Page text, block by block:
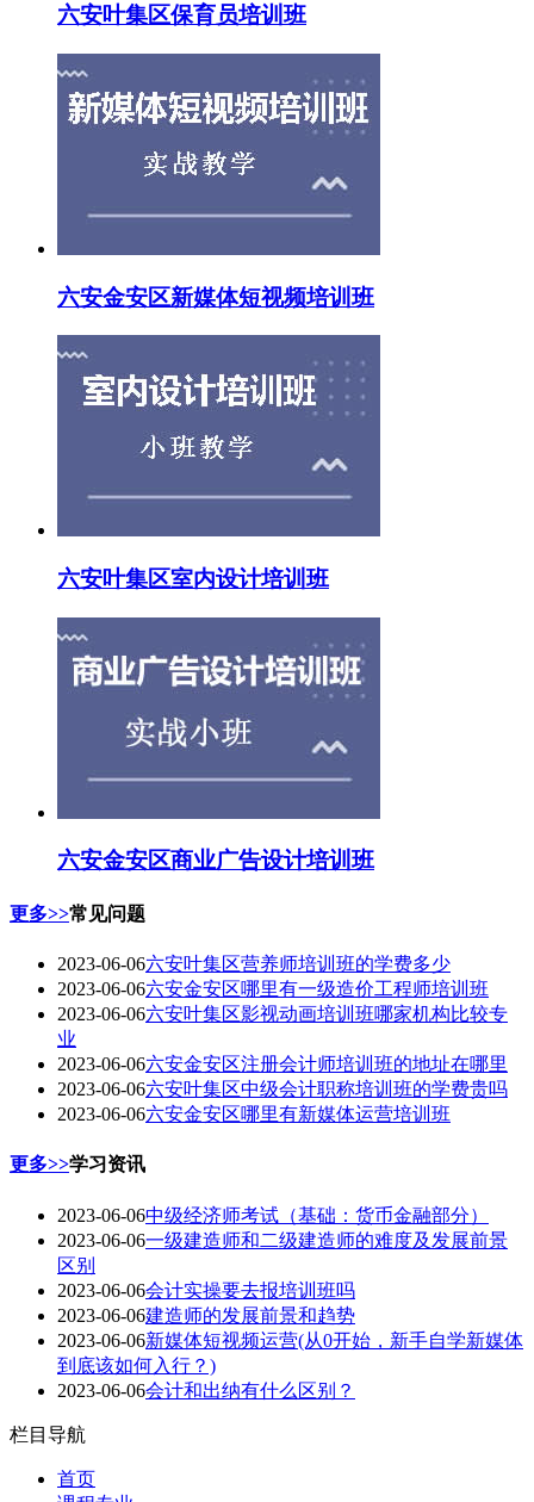
六安叶集区保育员培训班
六安金安区新媒体短视频培训班
六安叶集区室内设计培训班
六安金安区商业广告设计培训班
更多>>常见问题
2023-06-06六安叶集区营养师培训班的学费多少
2023-06-06六安金安区哪里有一级造价工程师培训班
2023-06-06六安叶集区影视动画培训班哪家机构比较专
业
2023-06-06六安金安区注册会计师培训班的地址在哪里
2023-06-06六安叶集区中级会计职称培训班的学费贵吗
2023-06-06六安金安区哪里有新媒体运营培训班
更多>>学习资讯
2023-06-06中级经济师考试（基础：货币金融部分）
2023-06-06一级建造师和二级建造师的难度及发展前景
区别
2023-06-06会计实操要去报培训班吗
2023-06-06建造师的发展前景和趋势
2023-06-06新媒体短视频运营(从0开始，新手自学新媒体
到底该如何入行？)
2023-06-06会计和出纳有什么区别？
栏目导航
首页